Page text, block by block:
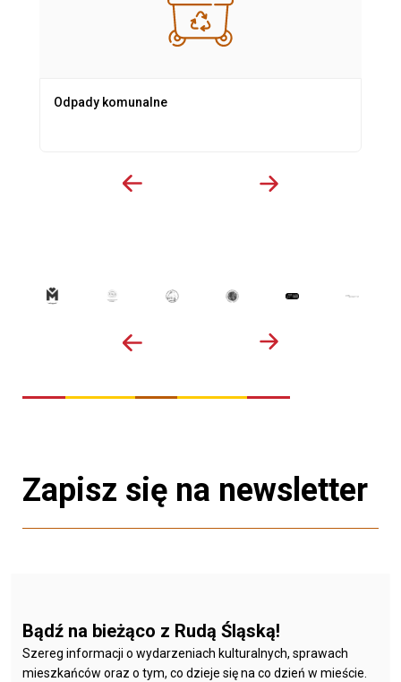
Odpady komunalne
Zapisz się na newsletter
Bądź na bieżąco z Rudą Śląską!
Szereg informacji o wydarzeniach kulturalnych, sprawach
mieszkańców oraz o tym, co dzieje się na co dzień w mieście.